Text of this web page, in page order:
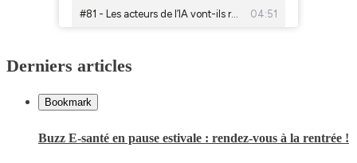
Derniers articles
Bookmark
Buzz E-santé en pause estivale : rendez-vous à la rentrée !